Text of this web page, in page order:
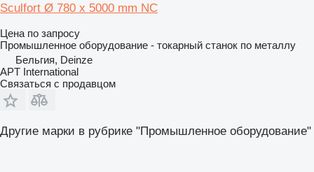
Sculfort Ø 780 x 5000 mm NC
Цена по запросу
Промышленное оборудование - токарный станок по металлу
Бельгия, Deinze
APT International
Связаться с продавцом
Другие марки в рубрике "Промышленное оборудование"